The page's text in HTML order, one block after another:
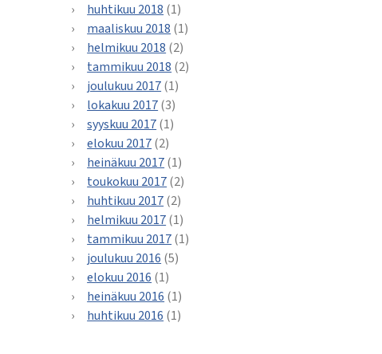
huhtikuu 2018 (1)
maaliskuu 2018 (1)
helmikuu 2018 (2)
tammikuu 2018 (2)
joulukuu 2017(1)
lokakuu 2017(3)
syyskuu 2017(1)
elokuu 2017(2)
heinäkuu 2017(1)
toukokuu 2017(2)
huhtikuu 2017(2)
helmikuu 2017(1)
tammikuu 2017(1)
joulukuu 2016 (5)
elokuu 2016 (1)
heinäkuu 2016 (1)
huhtikuu 2016 (1)